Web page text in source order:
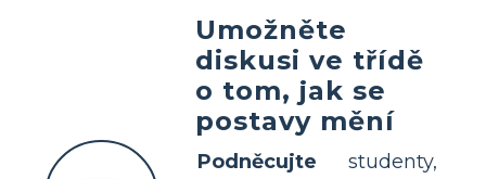
Umožněte
diskusi ve třídě
o tom, jak se
postavy mění
Podněcujte studenty,